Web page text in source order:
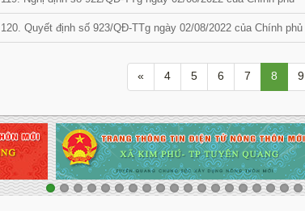
120. Quyết định số 923/QĐ-TTg ngày 02/08/2022 của Chính phủ
« 4 5 6 7 8 9